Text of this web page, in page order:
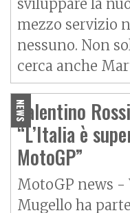
sviluppare la
mezzo servizio
nessuno. Non
cerca anche
NEWS
Valentino
“L’Italia è
MotoGP”
MotoGP news -
Mugello ha